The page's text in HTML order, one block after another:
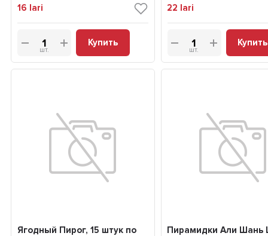
16 lari
шт.
Купить
22 lari
шт.
Купить
Ягодный Пирог, 15 штук по
Пирамидки Али Шань